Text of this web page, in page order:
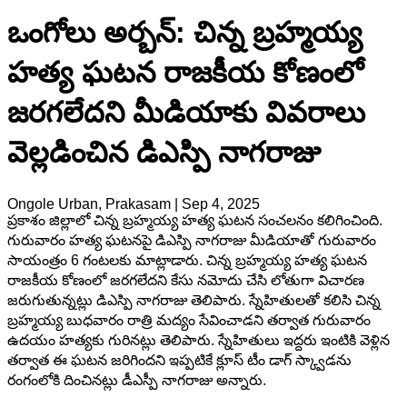
ఒంగోలు అర్బన్: చిన్న బ్రహ్మయ్య
హత్య ఘటన రాజకీయ కోణంలో
జరగలేదని మీడియాకు వివరాలు
వెల్లడించిన డిఎస్పి నాగరాజు
Ongole Urban, Prakasam
Sep 4, 2025
ప్రకాశం జిల్లాలో చిన్న బ్రహ్మయ్య హత్య ఘటన సంచలనం కలిగించింది.
గురువారం హత్య ఘటనపై డిఎస్పి నాగరాజు మీడియాతో గురువారం
సాయంత్రం 6 గంటలకు మాట్లాడారు. చిన్న బ్రహ్మయ్య హత్య ఘటన
రాజకీయ కోణంలో జరగలేదని కేసు నమోదు చేసి లోతుగా విచారణ
జరుగుతున్నట్లు డిఎస్పి నాగరాజు తెలిపారు. స్నేహితులతో కలిసి చిన్న
బ్రహ్మయ్య బుధవారం రాత్రి మద్యం సేవించాడని తర్వాత గురువారం
ఉదయం హత్యకు గురినట్లు తెలిపారు. స్నేహితులు ఇద్దరు ఇంటికి వెళ్లిన
తర్వాత ఈ ఘటన జరిగిందని ఇప్పటికే క్లూస్ టీం డాగ్ స్క్వాడను
రంగంలోకి దించినట్లు డీఎస్పీ నాగరాజు అన్నారు.